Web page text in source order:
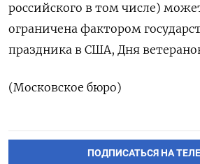
российского в том числе)
ограничена фактором
праздника в США, Дня
(Московское бюро)
ПОДПИСАТЬСЯ НА